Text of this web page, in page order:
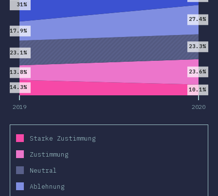
2019 2020
14.3% 10.1%
13.8% 23.6%
23.1%
23.3%
17.9%
27.4%
31%
Starke Zustimmung
Zustimmung
Neutral
Ablehnung